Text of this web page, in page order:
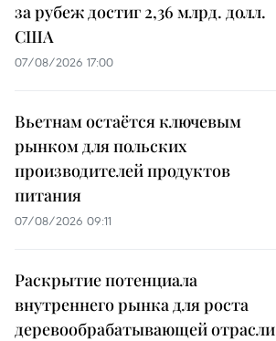
за рубеж достиг 2,36 млрд. долл.
США
07/08/2026 17:00
Вьетнам остаётся ключевым
рынком для польских
производителей продуктов
питания
07/08/2026 09:11
Раскрытие потенциала
внутреннего рынка для роста
деревообрабатывающей отрасли